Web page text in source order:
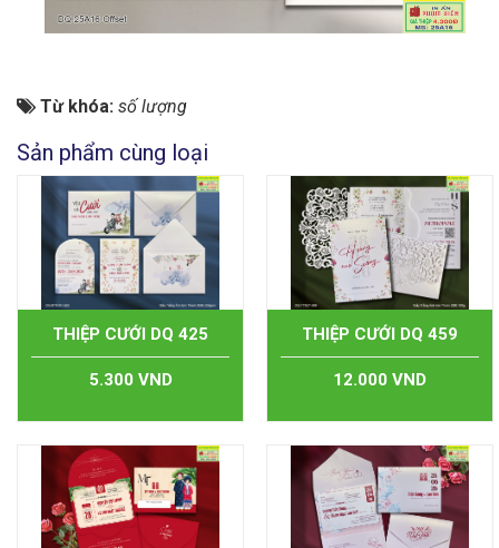
Từ khóa: số lượng
Sản phẩm cùng loại
THIỆP CƯỚI DQ 425
5.300 VND
THIỆP CƯỚI DQ 459
12.000 VND